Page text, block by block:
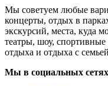
Мы советуем любые
концерты, отдых в
экскурсий, места, куда
театры, шоу, спортивные
отдыха и отдыха с
Мы в социальных сетях